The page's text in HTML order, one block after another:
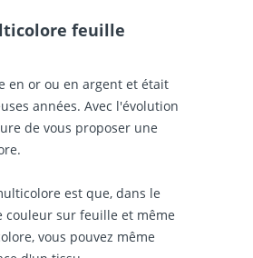
feuille
en or ou en argent et était
années. Avec l'évolution
de vous proposer une
est que, dans le
couleur sur feuille et même
vous pouvez même